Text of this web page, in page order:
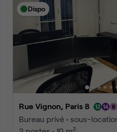
Dispo
Rue Vignon, Paris 8
Bureau privé • sous-
2